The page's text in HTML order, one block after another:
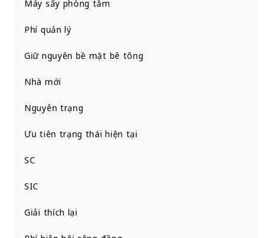
Máy sấy phòng tắm
Phí quản lý
Giữ nguyên bề mặt bê tông
Nhà mới
Nguyên trạng
Ưu tiên trạng thái hiện tại
SC
SIC
Giải thích lại